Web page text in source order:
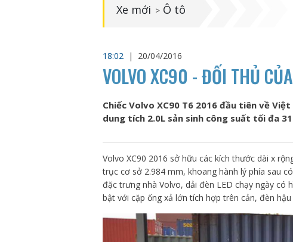
Xe mới > Ô tô
18:02 | 20/04/2016
VOLVO XC90 - ĐỐI THỦ
Chiếc Volvo XC90 T6 2016 đầu tiên về
dung tích 2.0L sản sinh công suất tối đa
Volvo XC90 2016 sở hữu các kích thước dài x
trục cơ sở 2.984 mm, khoang hành lý phía sau
đặc trưng nhà Volvo, dải đèn LED chạy ngày có
bật với cặp ống xả lớn tích hợp trên cản, đèn